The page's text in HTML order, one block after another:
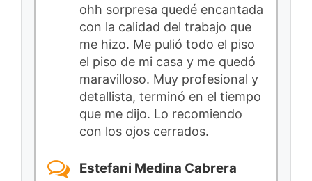
ohh sorpresa quedé encantada
con la calidad del trabajo que
me hizo. Me pulió todo el piso
el piso de mi casa y me quedó
maravilloso. Muy profesional y
detallista, terminó en el tiempo
que me dijo. Lo recomiendo
con los ojos cerrados.
Estefani Medina Cabrera